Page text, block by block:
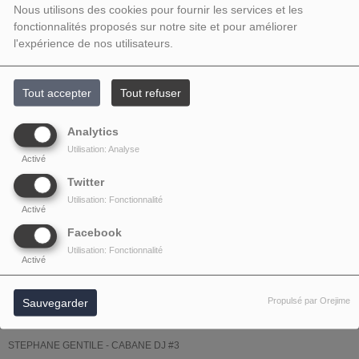
Nous utilisons des cookies pour fournir les services et les
fonctionnalités proposés sur notre site et pour améliorer
l'expérience de nos utilisateurs.
Tout accepter Tout refuser
Analytics
Activé
Utilisation: Analyse
Twitter
Activé
Utilisation: Fonctionnalité
Facebook
Activé
Utilisation: Fonctionnalité
Sauvegarder Propulsé par Orejime
STEPHANE GENTILE - CABANE DJ #3